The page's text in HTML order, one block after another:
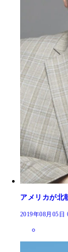
アメリカが北
2019年08月05日